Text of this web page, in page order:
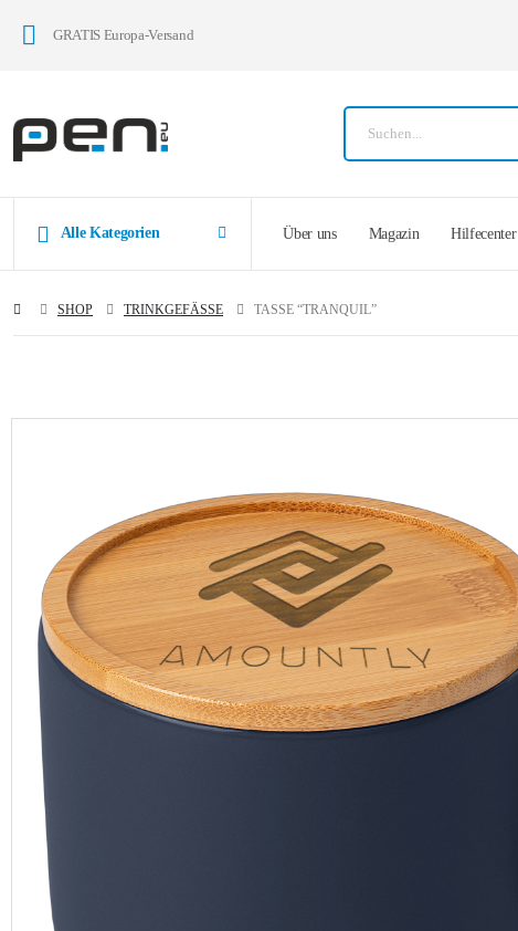
GRATIS Europa-Versand
Alle Kategorien Über uns Magazin Hilfecenter
SHOP TRINKGEFÄSSE TASSE “TRANQUIL”